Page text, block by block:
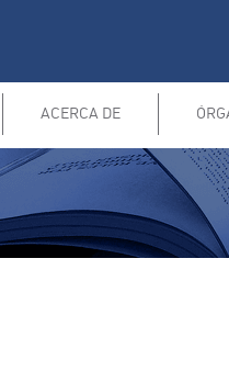
ACERCA DE